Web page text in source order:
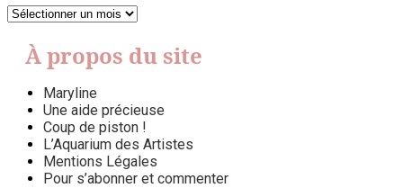
DANS
BAZENNE
(ARCHIVES)
À propos du site
Maryline
Une aide précieuse
Coup de piston !
L’Aquarium des Artistes
Mentions Légales
Pour s’abonner et commenter